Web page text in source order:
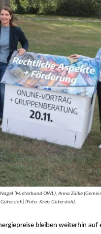
(Mieterbund OWL), Anna Zülke
(Foto: Kreis Gütersloh).
bleiben weiterhin